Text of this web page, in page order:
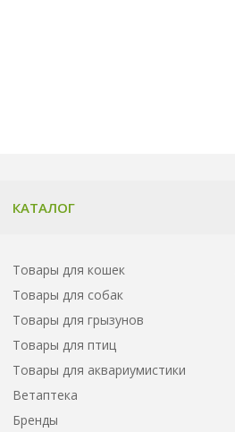
КАТАЛОГ
Товары для кошек
Товары для собак
Товары для грызунов
Товары для птиц
Товары для аквариумистики
Ветаптека
Бренды